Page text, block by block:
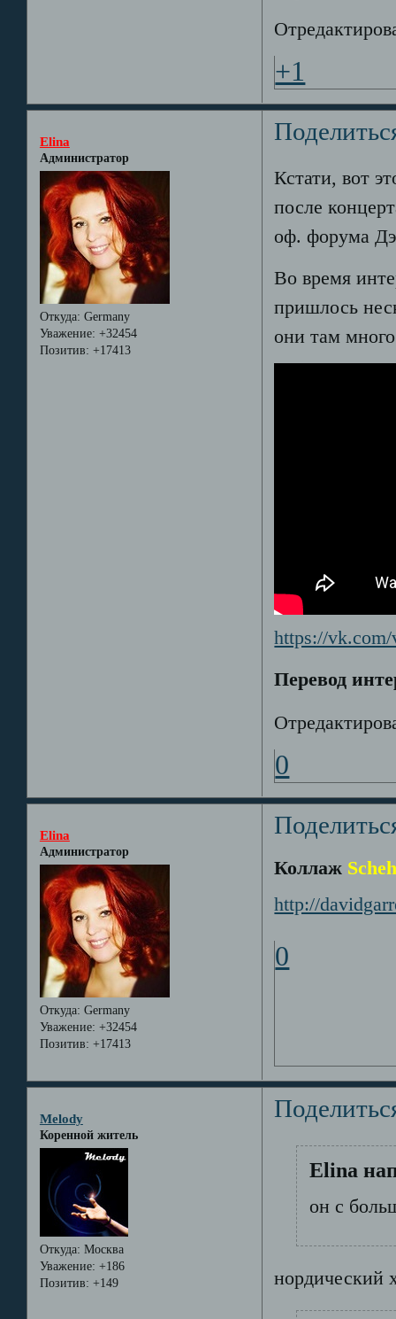
+1
Elina
Администратор
Откуда: Germany
Уважение: +32454
Позитив: +17413
Кстати, вот
после
оф. форума
Во время
пришлось
они там
https://vk.com/
Перевод
0
Elina
Администратор
Откуда: Germany
Уважение: +32454
Позитив: +17413
Коллаж
http://
0
Melody
Коренной житель
Откуда: Москва
Уважение: +186
Позитив: +149
Elina
он с
нордический